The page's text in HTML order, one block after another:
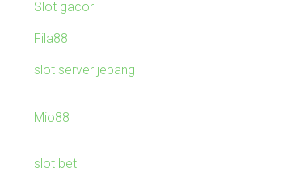
Slot gacor
Fila88
slot server jepang
Mio88
slot bet